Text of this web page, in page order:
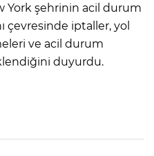
şehrinin acil durum
çevresinde iptaller, yol
ve acil durum
duyurdu.